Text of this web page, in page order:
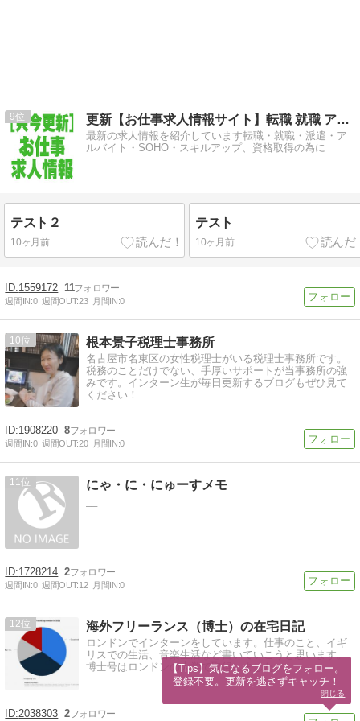
9 更新【お仕事求人情報サイト】転職 就職 アルバイト
最新の求人情報を紹介しています転職・就職・派遣・ア
ルバイト・SOHO・スキルアップ、資格取得の為に
テスト２
10ヶ月前
テスト
10ヶ月前
1559172 11
週間IN:0 週間OUT:23 月間IN:0
10 根本景子税理士事務所
名古屋市名東区の女性税理士がいる税理士事務所です。
税務のことだけでない、手厚いサポートが当事務所の強
みです。インターン生が毎日更新するブログもぜひ見て
ください！
1908220 8
週間IN:0 週間OUT:20 月間IN:0
11 にゃ・に・にゅーすメモ
1728214 2
週間IN:0 週間OUT:12 月間IN:0
12 海外フリーランス（博士）の在宅日記
ロンドンでインターンをしています。仕事のこと、イギ
リスでの生活、音楽生活など書いていこうと思います。
博士号はロンドンの大学で取得しました。
2038303 2
【Tips】気になるブログをフォロー。
登録不要。更新を逃さずキャッチ！
閉じる